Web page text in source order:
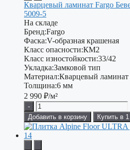
Кварцевый ламинат Fargo
5009-5
На складе
Бренд:Fargo
Фаска:V-образная крашеная
Класс опасности:КМ2
Класс изностойкости:33/42
Укладка:Замковой тип
Материал:Кварцевый ламинат
Толщина:6 мм
2 990 ₽/м²
-
Добавить в корзину
Купить в